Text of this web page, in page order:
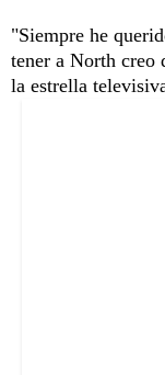
"Siempre he
tener a North creo
la estrella